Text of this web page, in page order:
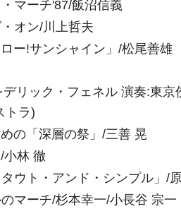
マーチ'87/飯沼信義
オン/川上哲夫
ー!サンシャイン」/松尾善雄
リック・フェネル 演奏:東京
トラ)
の「深層の祭」/三善 晃
小林 徹
ウト・アンド・シンプル」/
マーチ/杉本幸一/小長谷 宗一